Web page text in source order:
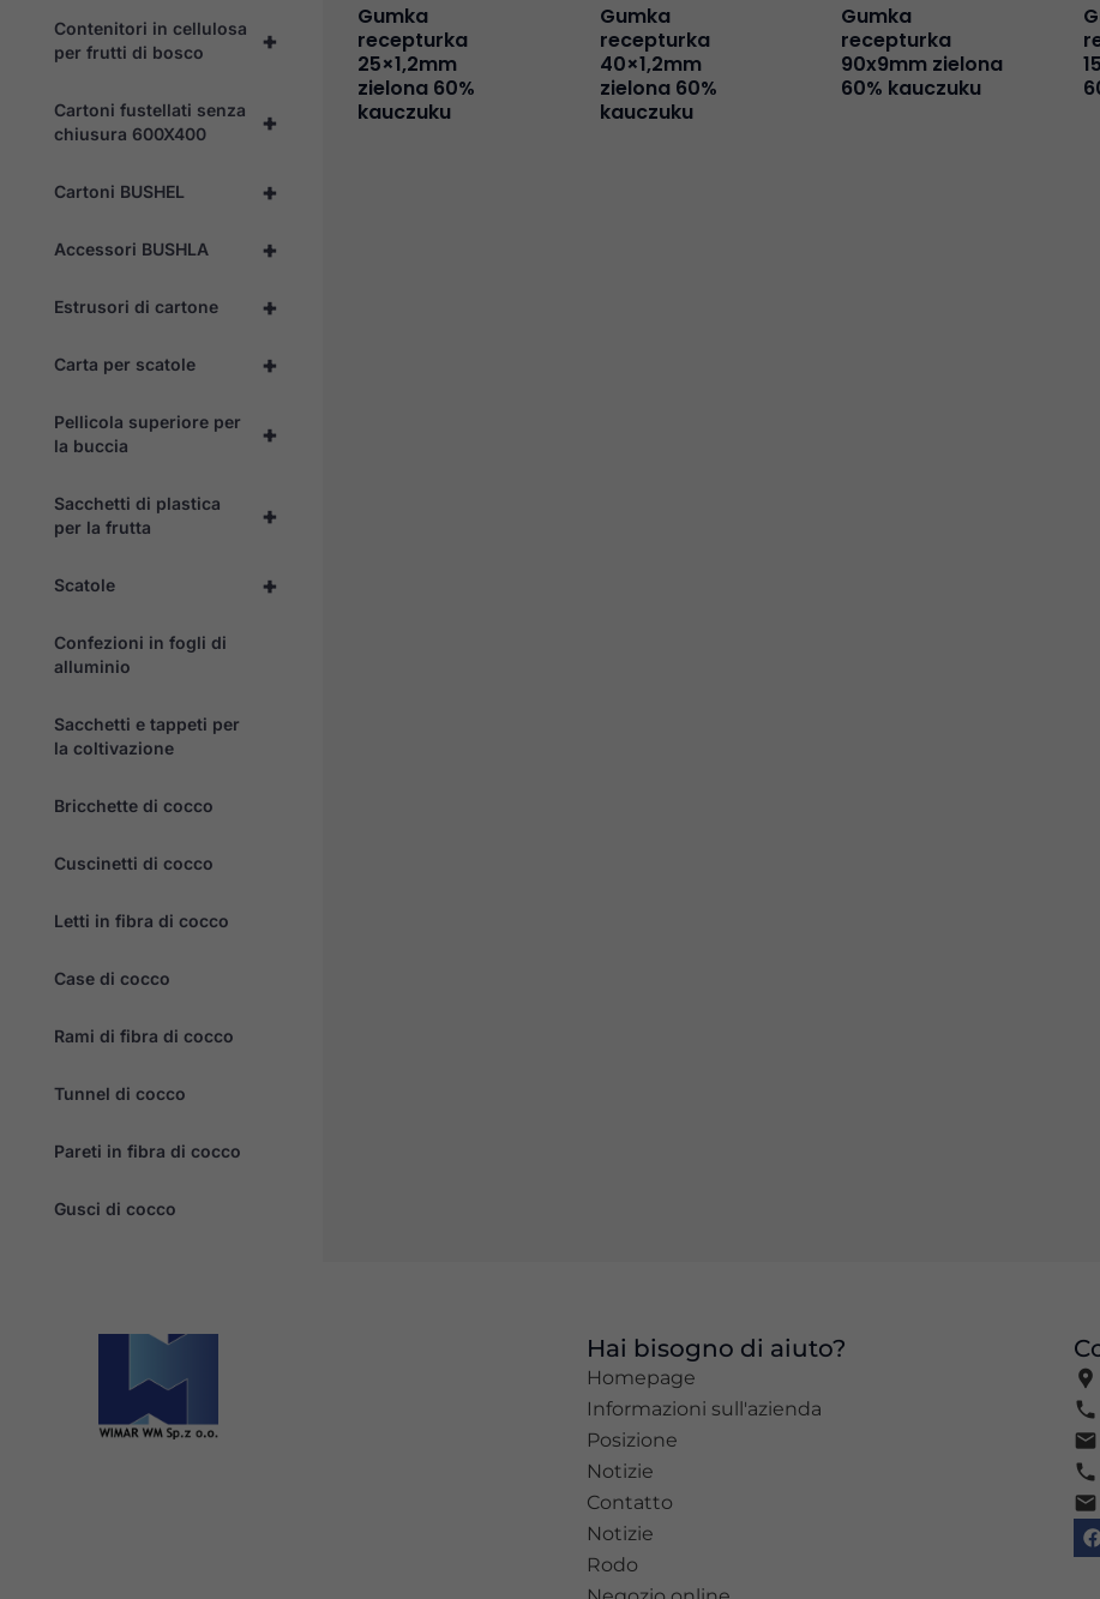
+
Contenitori in cellulosa
per frutti di bosco
+
Cartoni fustellati senza
chiusura 600X400
+
Cartoni BUSHEL
+
Accessori BUSHLA
+
Estrusori di cartone
+
Carta per scatole
+
Pellicola superiore per
la buccia
+
Sacchetti di plastica
per la frutta
+
Scatole
Confezioni in fogli di
alluminio
Sacchetti e tappeti per
la coltivazione
Bricchette di cocco
Cuscinetti di cocco
Letti in fibra di cocco
Case di cocco
Rami di fibra di cocco
Tunnel di cocco
Pareti in fibra di cocco
Gusci di cocco
Gumka
recepturka
25×1,2mm
zielona 60%
kauczuku
Gumka
recepturka
40×1,2mm
zielona 60%
kauczuku
Gumka
recepturka
90x9mm zielona
60% kauczuku
Hai bisogno di aiuto?
Homepage
Informazioni sull'azienda
Posizione
Notizie
Contatto
Notizie
Rodo